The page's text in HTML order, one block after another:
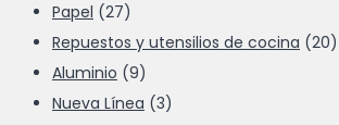
Papel (27)
Repuestos y utensilios de cocina (20)
Aluminio (9)
Nueva Línea (3)